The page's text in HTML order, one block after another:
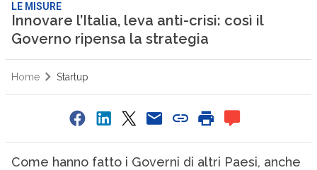
LE MISURE
Innovare l’Italia, leva anti-crisi: così il
Governo ripensa la strategia
Home Startup
Come hanno fatto i Governi di altri Paesi, anche